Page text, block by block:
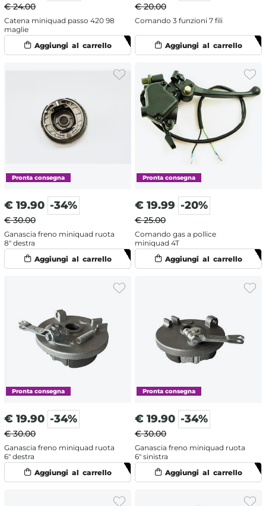
€ 24.00
Catena miniquad passo 420 98
maglie
€ 20.00
Comando 3 funzioni 7 fili
€ 19.90 -34%
€ 30.00
Ganascia freno miniquad ruota
8" destra
€ 19.99 -20%
€ 25.00
Comando gas a pollice
miniquad 4T
€ 19.90 -34%
€ 30.00
Ganascia freno miniquad ruota
6" destra
€ 19.90 -34%
€ 30.00
Ganascia freno miniquad ruota
6" sinistra